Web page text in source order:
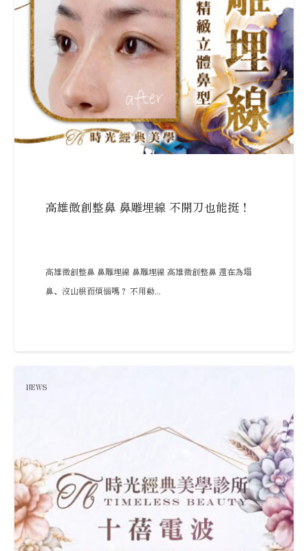
高雄微創整鼻 鼻雕埋線 不開刀也能挺！
高雄微創整鼻 鼻雕埋線 鼻雕埋線 高雄微創整鼻 還在為塌
鼻、沒山根而煩惱嗎？ 不用動...
NEWS